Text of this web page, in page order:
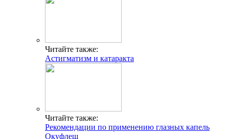
Читайте также:
Астигматизм и катаракта
Читайте также:
Рекомендации по применению глазных капель
Окуфлеш